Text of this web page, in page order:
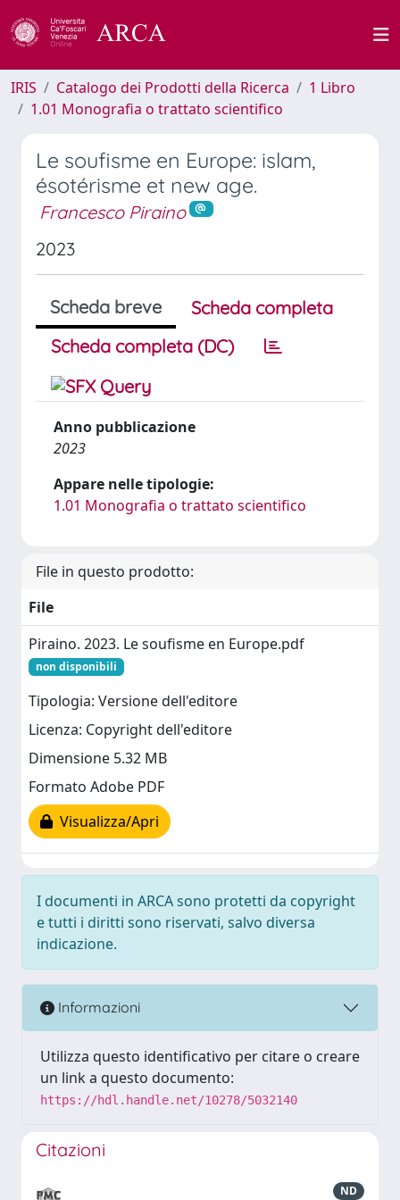
IRIS Catalogo dei Prodotti della Ricerca
1 Libro
1.01 Monografia o trattato scientifico
Le soufisme en Europe: islam,
ésotérisme et new age.
Francesco Piraino
2023
Scheda breve
Scheda completa
Scheda completa (DC)
Anno pubblicazione
2023
Appare nelle tipologie:
1.01 Monografia o trattato scientifico
File in questo prodotto:
File
Piraino. 2023. Le soufisme en Europe.pdf
non disponibili
Tipologia: Versione dell'editore
Licenza: Copyright dell'editore
Dimensione 5.32 MB
Formato Adobe PDF
Visualizza/Apri
I documenti in ARCA sono protetti da copyright
e tutti i diritti sono riservati, salvo diversa
indicazione.
Informazioni
Utilizza questo identificativo per citare o creare
un link a questo documento:
https://hdl.handle.net/10278/5032140
Citazioni
ND